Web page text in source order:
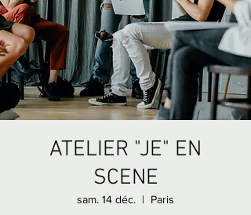
ATELIER "JE" EN
SCENE
sam. 14 déc.
  |
Paris